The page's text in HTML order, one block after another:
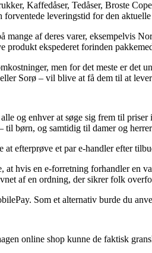
Kaffedåser, Tedåser, Broste
forventede leveringstid for den aktuelle
mange af deres varer, eksempelvis
produkt ekspederet forinden
men for det meste er det
Sorø – vil blive at få dem til at
og enhver at søge sig frem til
til børn, og samtidig til damer og
efterprøve et par e-handler efter
hvis en e-forretning forhandler en
af en ordning, der sikrer folk
Som et alternativ burde du
online shop kunne de faktisk